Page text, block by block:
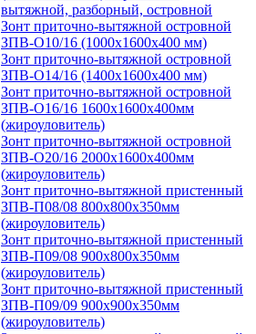
вытяжной, разборный, островной
Зонт приточно-вытяжной островной
ЗПВ-О10/16 (1000х1600х400 мм)
Зонт приточно-вытяжной островной
ЗПВ-О14/16 (1400х1600х400 мм)
Зонт приточно-вытяжной островной
ЗПВ-О16/16 1600х1600х400мм
(жироуловитель)
Зонт приточно-вытяжной островной
ЗПВ-О20/16 2000х1600х400мм
(жироуловитель)
Зонт приточно-вытяжной пристенный
ЗПВ-П08/08 800х800х350мм
(жироуловитель)
Зонт приточно-вытяжной пристенный
ЗПВ-П09/08 900х800х350мм
(жироуловитель)
Зонт приточно-вытяжной пристенный
ЗПВ-П09/09 900х900х350мм
(жироуловитель)